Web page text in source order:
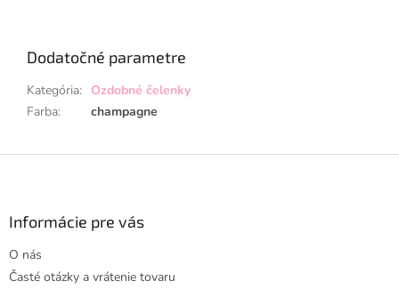
Dodatočné parametre
Kategória: Ozdobné čelenky
Farba: champagne
Informácie pre vás
O nás
Časté otázky a vrátenie tovaru